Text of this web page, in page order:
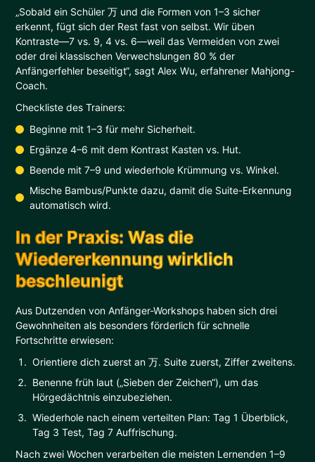
„Sobald ein Schüler 万 und die Formen von 1–3 sicher
erkennt, fügt sich der Rest fast von selbst. Wir üben
Kontraste—7 vs. 9, 4 vs. 6—weil das Vermeiden von zwei
oder drei klassischen Verwechslungen 80 % der
Anfängerfehler beseitigt“, sagt Alex Wu, erfahrener Mahjong-
Coach.
Checkliste des Trainers:
Beginne mit 1–3 für mehr Sicherheit.
Ergänze 4–6 mit dem Kontrast Kasten vs. Hut.
Beende mit 7–9 und wiederhole Krümmung vs. Winkel.
Mische Bambus/Punkte dazu, damit die Suite-Erkennung
automatisch wird.
In der Praxis: Was die
Wiedererkennung wirklich
beschleunigt
Aus Dutzenden von Anfänger-Workshops haben sich drei
Gewohnheiten als besonders förderlich für schnelle
Fortschritte erwiesen:
Orientiere dich zuerst an 万. Suite zuerst, Ziffer zweitens.
Benenne früh laut („Sieben der Zeichen“), um das
Hörgedächtnis einzubeziehen.
Wiederhole nach einem verteilten Plan: Tag 1 Überblick,
Tag 3 Test, Tag 7 Auffrischung.
Nach zwei Wochen verarbeiten die meisten Lernenden 1–9